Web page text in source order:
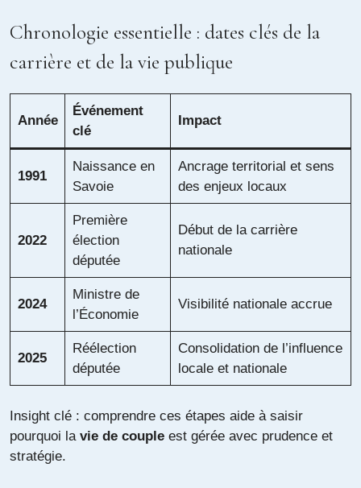
Chronologie essentielle : dates clés de la
carrière et de la vie publique
Année
Événement
clé
Impact
1991
Naissance en
Savoie
Ancrage territorial et sens
des enjeux locaux
2022
Première
élection
députée
Début de la carrière
nationale
2024
Ministre de
l’Économie
Visibilité nationale accrue
2025
Réélection
députée
Consolidation de l’influence
locale et nationale
Insight clé : comprendre ces étapes aide à saisir
pourquoi la vie de couple est gérée avec prudence et
stratégie.